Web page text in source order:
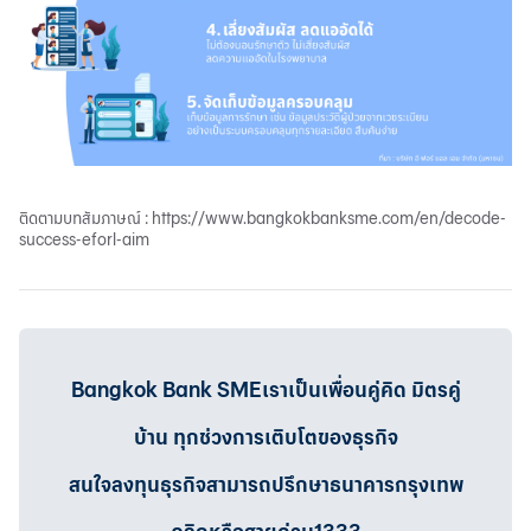
ติดตามบทสัมภาษณ์ : https://www.bangkokbanksme.com/en/decode-
success-eforl-aim
Bangkok Bank SMEเราเป็นเพื่อนคู่คิด มิตรคู่
บ้าน ทุกช่วงการเติบโตของธุรกิจ
สนใจลงทุนธุรกิจสามารถปรึกษาธนาคารกรุงเทพ